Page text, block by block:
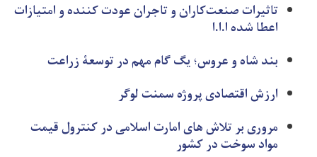
تاثیرات صنعت‌کاران و تاجران عودت کننده و امتیازات
اعطا شده ا.ا.ا
بند شاه و عروس؛ یگ گام مهم در توسعۀ زراعت
ارزش اقتصادی پروژه سمنت لوگر
مروری بر تلاش های امارت اسلامی در کنترول قیمت
مواد سوخت در کشور